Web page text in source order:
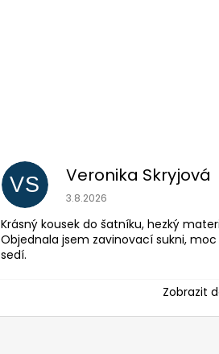
VS Veronika Skryjová
Hodnocení obchodu je 5 z 5
3.8.2026
Krásný kousek do šatníku, hezký
Objednala jsem zavinovací sukni, moc
sedí.
Zobrazit